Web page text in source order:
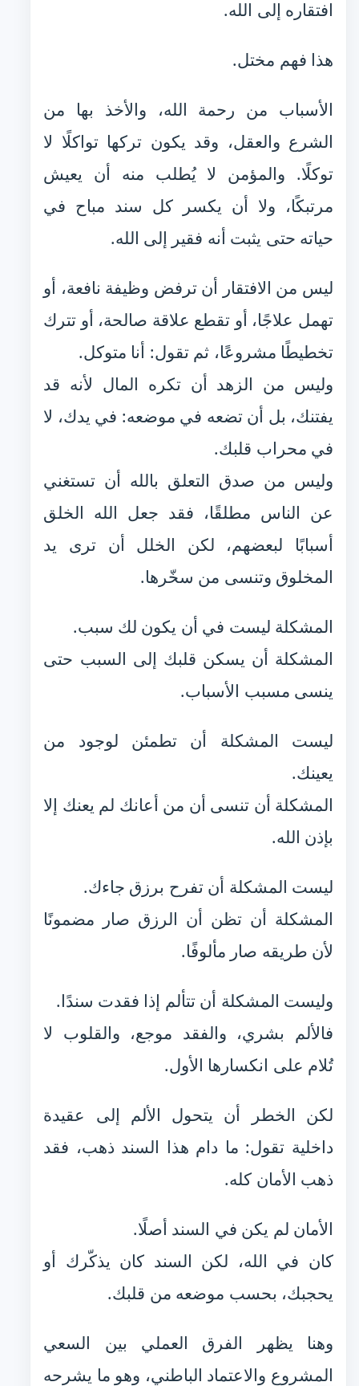
افتقاره إلى الله.
هذا فهم مختل.
الأسباب من رحمة الله، والأخذ بها من
الشرع والعقل، وقد يكون تركها تواكلًا لا
توكلًا. والمؤمن لا يُطلب منه أن يعيش
مرتبكًا، ولا أن يكسر كل سند مباح في
حياته حتى يثبت أنه فقير إلى الله.
ليس من الافتقار أن ترفض وظيفة نافعة، أو
تهمل علاجًا، أو تقطع علاقة صالحة، أو تترك
تخطيطًا مشروعًا، ثم تقول: أنا متوكل.
وليس من الزهد أن تكره المال لأنه قد
يفتنك، بل أن تضعه في موضعه: في يدك، لا
في محراب قلبك.
وليس من صدق التعلق بالله أن تستغني
عن الناس مطلقًا، فقد جعل الله الخلق
أسبابًا لبعضهم، لكن الخلل أن ترى يد
المخلوق وتنسى من سخّرها.
المشكلة ليست في أن يكون لك سبب.
المشكلة أن يسكن قلبك إلى السبب حتى
ينسى مسبب الأسباب.
ليست المشكلة أن تطمئن لوجود من
يعينك.
المشكلة أن تنسى أن من أعانك لم يعنك إلا
بإذن الله.
ليست المشكلة أن تفرح برزق جاءك.
المشكلة أن تظن أن الرزق صار مضمونًا
لأن طريقه صار مألوفًا.
وليست المشكلة أن تتألم إذا فقدت سندًا.
فالألم بشري، والفقد موجع، والقلوب لا
تُلام على انكسارها الأول.
لكن الخطر أن يتحول الألم إلى عقيدة
داخلية تقول: ما دام هذا السند ذهب، فقد
ذهب الأمان كله.
الأمان لم يكن في السند أصلًا.
كان في الله، لكن السند كان يذكّرك أو
يحجبك، بحسب موضعه من قلبك.
وهنا يظهر الفرق العملي بين السعي
المشروع والاعتماد الباطني، وهو ما يشرحه